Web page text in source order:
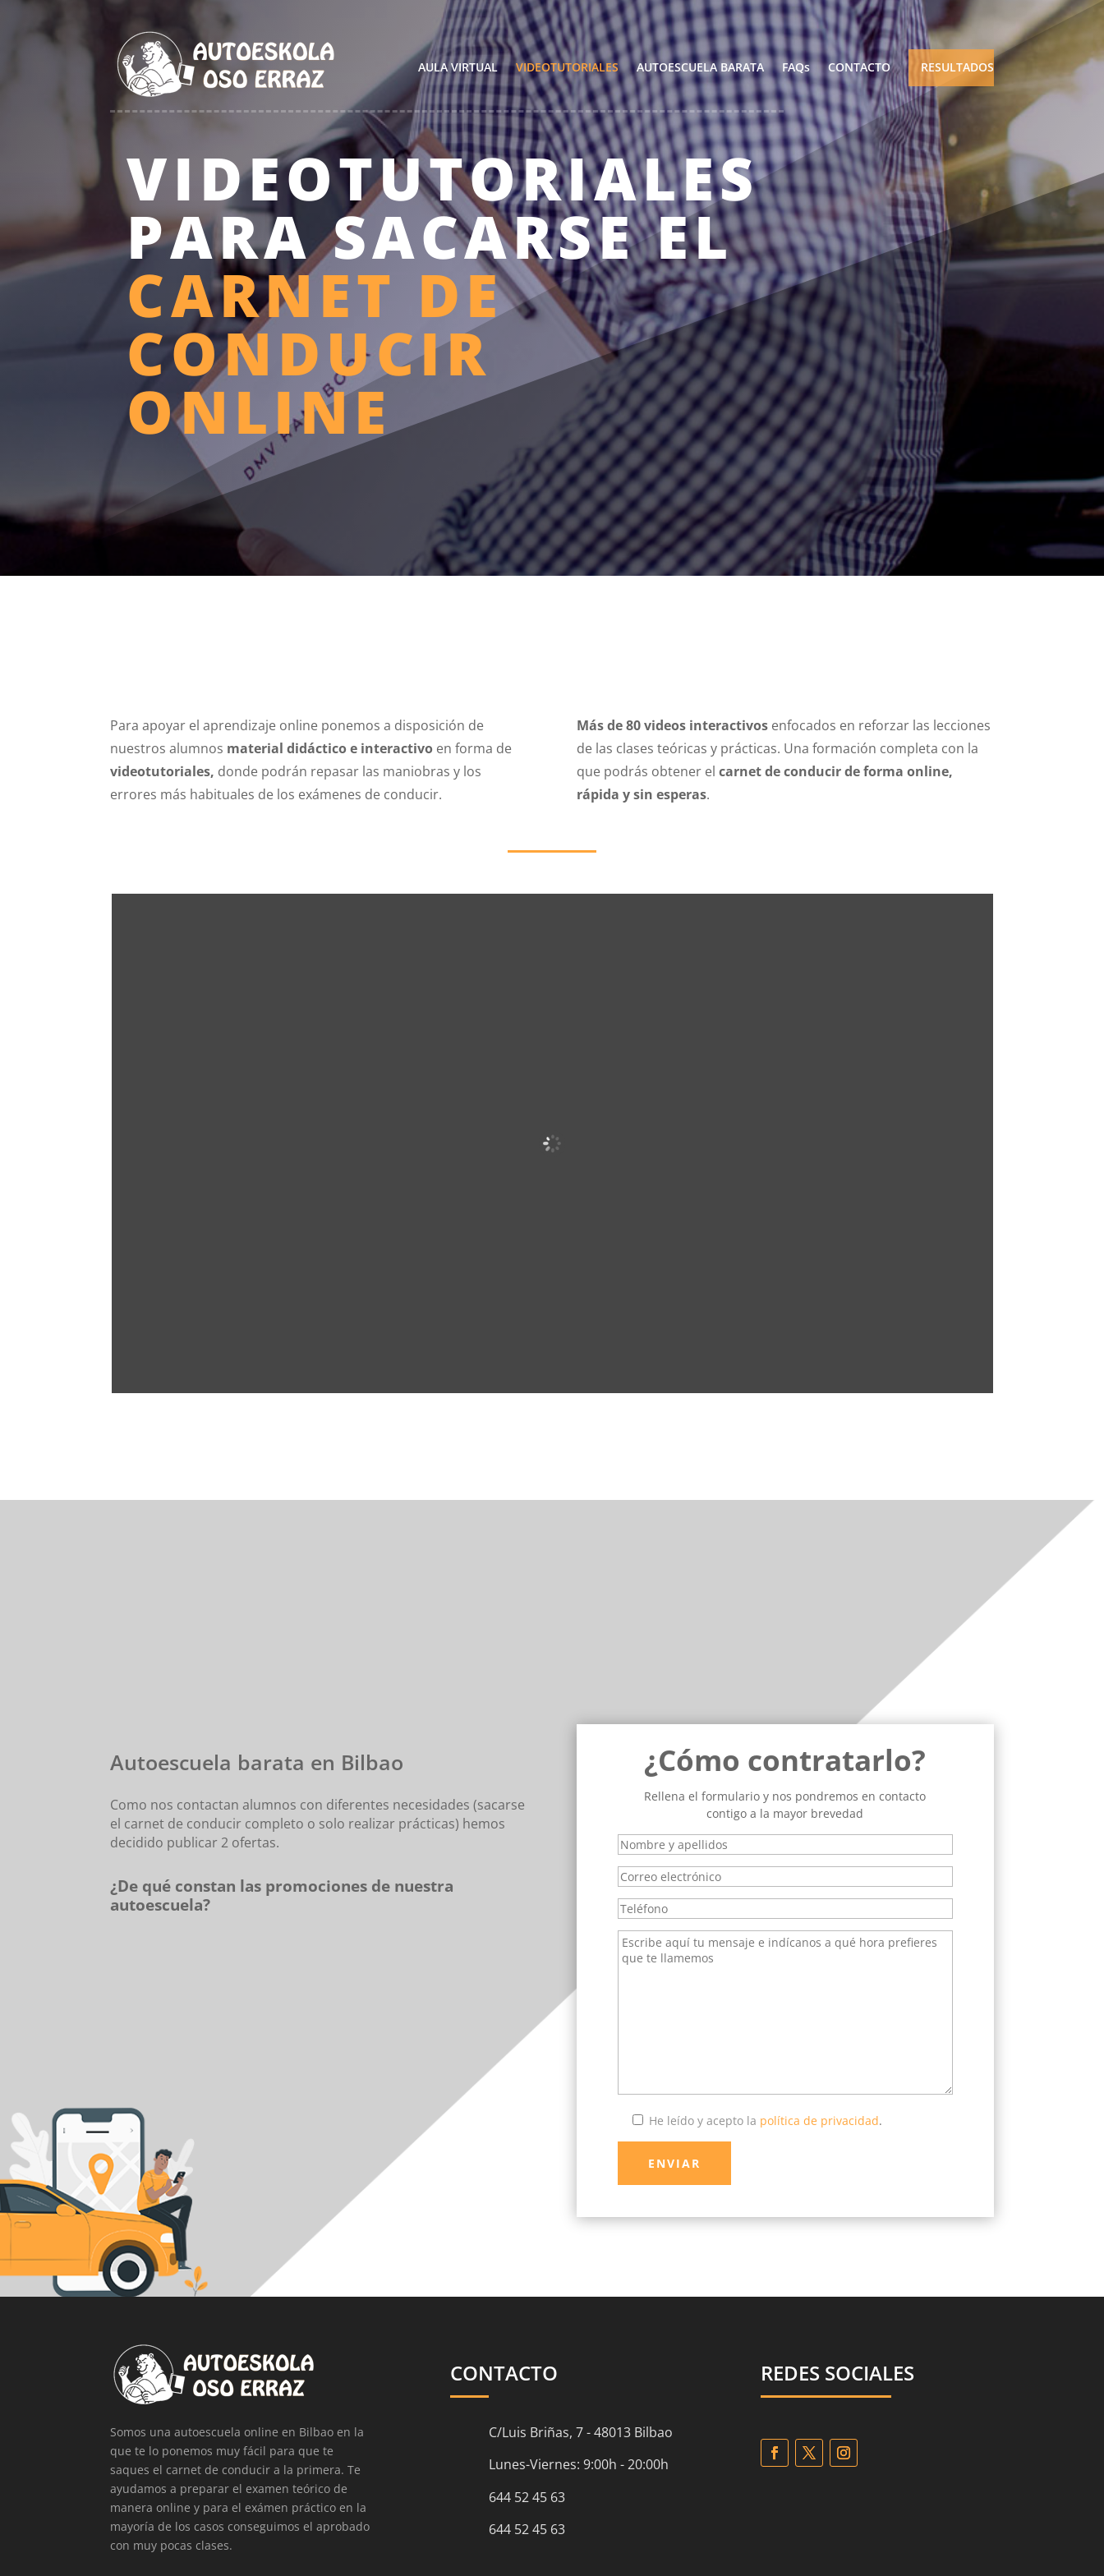
AULA VIRTUAL VIDEOTUTORIALES AUTOESCUELA BARATA FAQs CONTACTO RESULTADOS
VIDEOTUTORIALES
PARA SACARSE EL
CARNET DE
CONDUCIR
ONLINE
Para apoyar el aprendizaje online ponemos a disposición de
nuestros alumnos material didáctico e interactivo en forma de
videotutoriales, donde podrán repasar las maniobras y los
errores más habituales de los exámenes de conducir.
Más de 80 videos interactivosenfocados en reforzar las lecciones
de las clases teóricas y prácticas. Una formación completa con la
que podrás obtener el carnet de conducir de forma online,
rápida y sin esperas.
Autoescuela barata en Bilbao
Como nos contactan alumnos con diferentes necesidades (sacarse
el carnet de conducir completo o solo realizar prácticas) hemos
decidido publicar 2 ofertas.
¿De qué constan las promociones de nuestra
autoescuela?
¿Cómo contratarlo?
Rellena el formulario y nos pondremos en contacto
contigo a la mayor brevedad
He leído y acepto la política de privacidad.
Somos una autoescuela online en Bilbao en la
que te lo ponemos muy fácil para que te
saques el carnet de conducir a la primera. Te
ayudamos a preparar el examen teórico de
manera online y para el exámen práctico en la
mayoría de los casos conseguimos el aprobado
con muy pocas clases.
CONTACTO
C/Luis Briñas, 7 - 48013 Bilbao
Lunes-Viernes: 9:00h - 20:00h
644 52 45 63
644 52 45 63
REDES SOCIALES